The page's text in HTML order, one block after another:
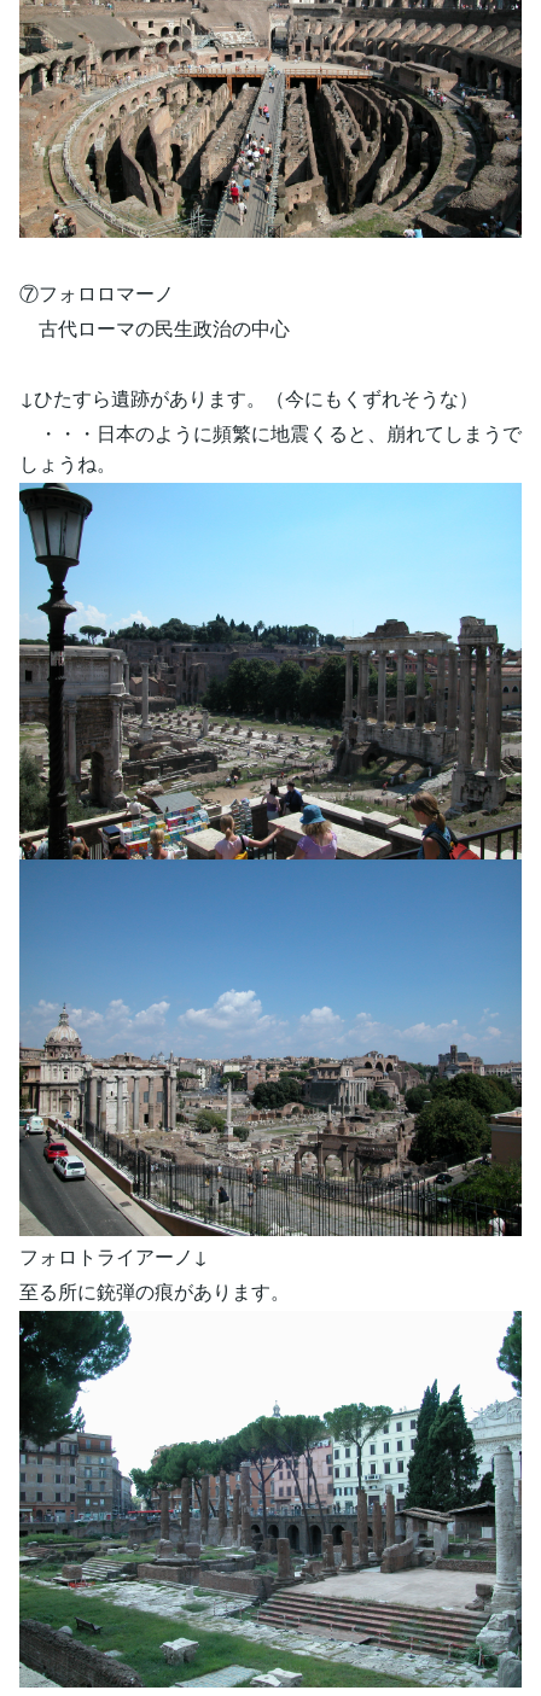
⑦フォロロマーノ
古代ローマの民生政治の中心
↓ひたすら遺跡があります。（今にもくずれそうな）
・・・日本のように頻繁に地震くると、崩れてしまうで
しょうね。
フォロトライアーノ↓
至る所に銃弾の痕があります。